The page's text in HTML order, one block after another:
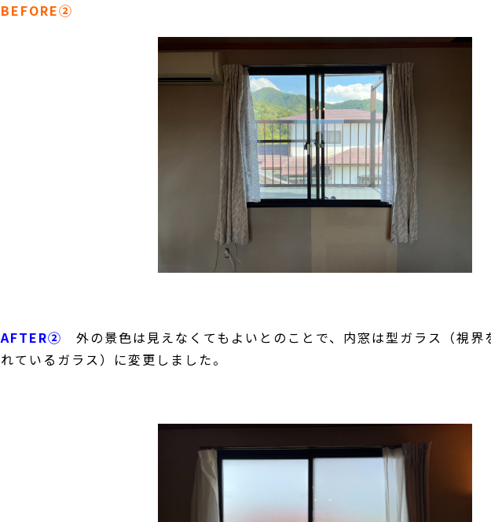
BEFORE②
AFTER②
外の景色は見えなくてもよいとのことで、内窓は型ガラス（視
れているガラス）に変更しました。